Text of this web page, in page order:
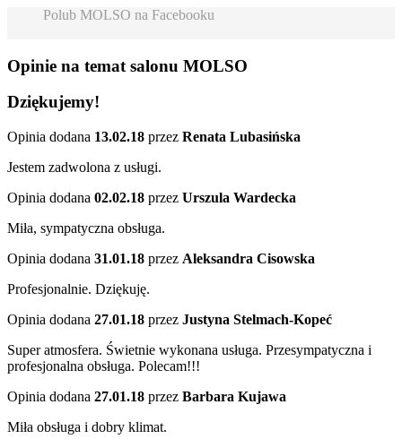
Polub MOLSO na Facebooku
Opinie na temat salonu MOLSO
Dziękujemy!
Opinia dodana 13.02.18 przez Renata Lubasińska
Jestem zadwolona z usługi.
Opinia dodana 02.02.18 przez Urszula Wardecka
Miła, sympatyczna obsługa.
Opinia dodana 31.01.18 przez Aleksandra Cisowska
Profesjonalnie. Dziękuję.
Opinia dodana 27.01.18 przez Justyna Stelmach-Kopeć
Super atmosfera. Świetnie wykonana usługa. Przesympatyczna i
profesjonalna obsługa. Polecam!!!
Opinia dodana 27.01.18 przez Barbara Kujawa
Miła obsługa i dobry klimat.